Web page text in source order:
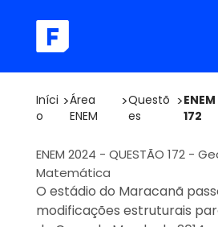
Iníci
o
>Área
ENEM
>Questõ
es
>
172
ENEM 2024 - QUESTÃO 172 -
Matemática
O estádio do Maracanã
modificações estruturais